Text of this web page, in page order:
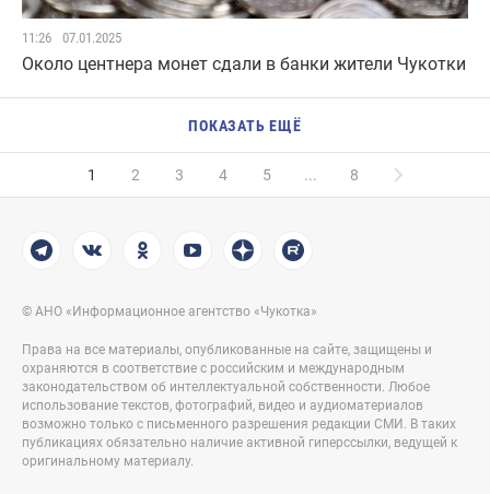
11:26 07.01.2025
Около центнера монет сдали в банки жители Чукотки
ПОКАЗАТЬ ЕЩЁ
1 2 3 4 5 ... 8
© АНО «Информационное агентство «Чукотка»
Права на все материалы, опубликованные на сайте, защищены и
охраняются в соответствие с российским и международным
законодательством об интеллектуальной собственности. Любое
использование текстов, фотографий, видео и аудиоматериалов
возможно только с письменного разрешения редакции СМИ. В таких
публикациях обязательно наличие активной гиперссылки, ведущей к
оригинальному материалу.